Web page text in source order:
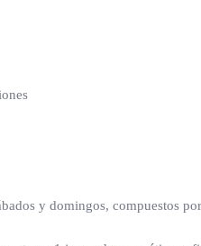
y domingos, compuestos